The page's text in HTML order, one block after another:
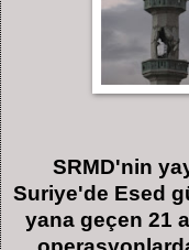
SRMD'nin
Suriye'de Esed
yana geçen 21